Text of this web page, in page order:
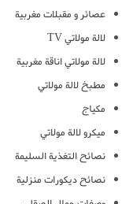
عصائر و مقبلات مغربية
لالة مولاتي TV
لالة مولاتي اناقة مغربية
مطبخ لالة مولاتي
مكياج
ميكرو لالة مولاتي
نصائح التغذية السليمة
نصائح ديكورات منزلية